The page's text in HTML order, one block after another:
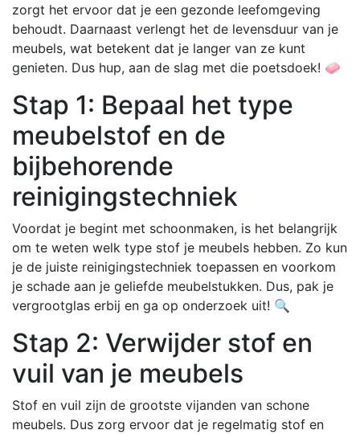
zorgt het ervoor dat je een gezonde leefomgeving
behoudt. Daarnaast verlengt het de levensduur van je
meubels, wat betekent dat je langer van ze kunt
genieten. Dus hup, aan de slag met die poetsdoek! 🧼
Stap 1: Bepaal het type
meubelstof en de
bijbehorende
reinigingstechniek
Voordat je begint met schoonmaken, is het belangrijk
om te weten welk type stof je meubels hebben. Zo kun
je de juiste reinigingstechniek toepassen en voorkom
je schade aan je geliefde meubelstukken. Dus, pak je
vergrootglas erbij en ga op onderzoek uit! 🔍
Stap 2: Verwijder stof en
vuil van je meubels
Stof en vuil zijn de grootste vijanden van schone
meubels. Dus zorg ervoor dat je regelmatig stof en